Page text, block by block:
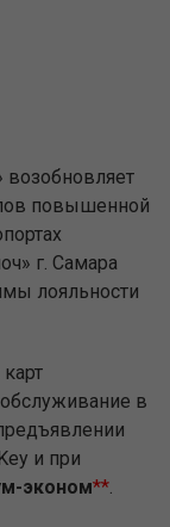
возобновляет
повышенной
г. Самара
лояльности
в
и при
эконом**.